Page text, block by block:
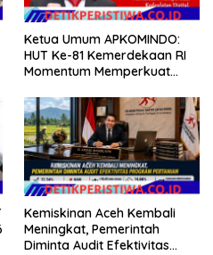
Ketua Umum APKOMINDO:
HUT Ke-81 Kemerdekaan RI
Momentum Memperkuat
Teknologi, dan Kepastian
Hukum Menuju Indonesia
Emas 2045
Kemiskinan Aceh Kembali
Meningkat, Pemerintah
Diminta Audit Efektivitas